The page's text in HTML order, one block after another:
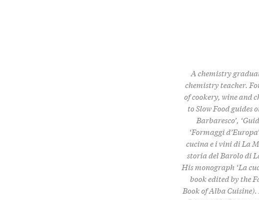
A chemistry
chemistry teacher.
of cookery, wine and
to Slow Food guides
Barbaresco’,
‘Formaggi
cucina e i vini di La
storia del Barolo di
His monograph ‘La
book edited by the
Book of Alba